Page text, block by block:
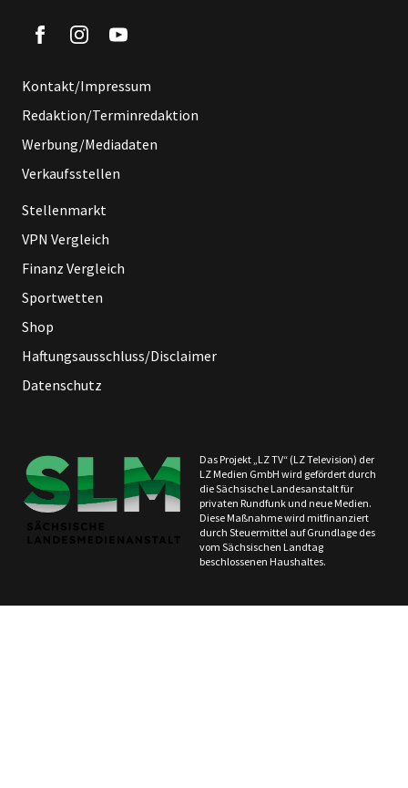
Kontakt/Impressum
Redaktion/Terminredaktion
Werbung/Mediadaten
Verkaufsstellen
Stellenmarkt
VPN Vergleich
Finanz Vergleich
Sportwetten
Shop
Haftungsausschluss/Disclaimer
Datenschutz
Das Projekt „LZ TV“ (LZ Television) der
LZ Medien GmbH wird gefördert durch
die Sächsische Landesanstalt für
privaten Rundfunk und neue Medien.
Diese Maßnahme wird mitfinanziert
durch Steuermittel auf Grundlage des
vom Sächsischen Landtag
beschlossenen Haushaltes.